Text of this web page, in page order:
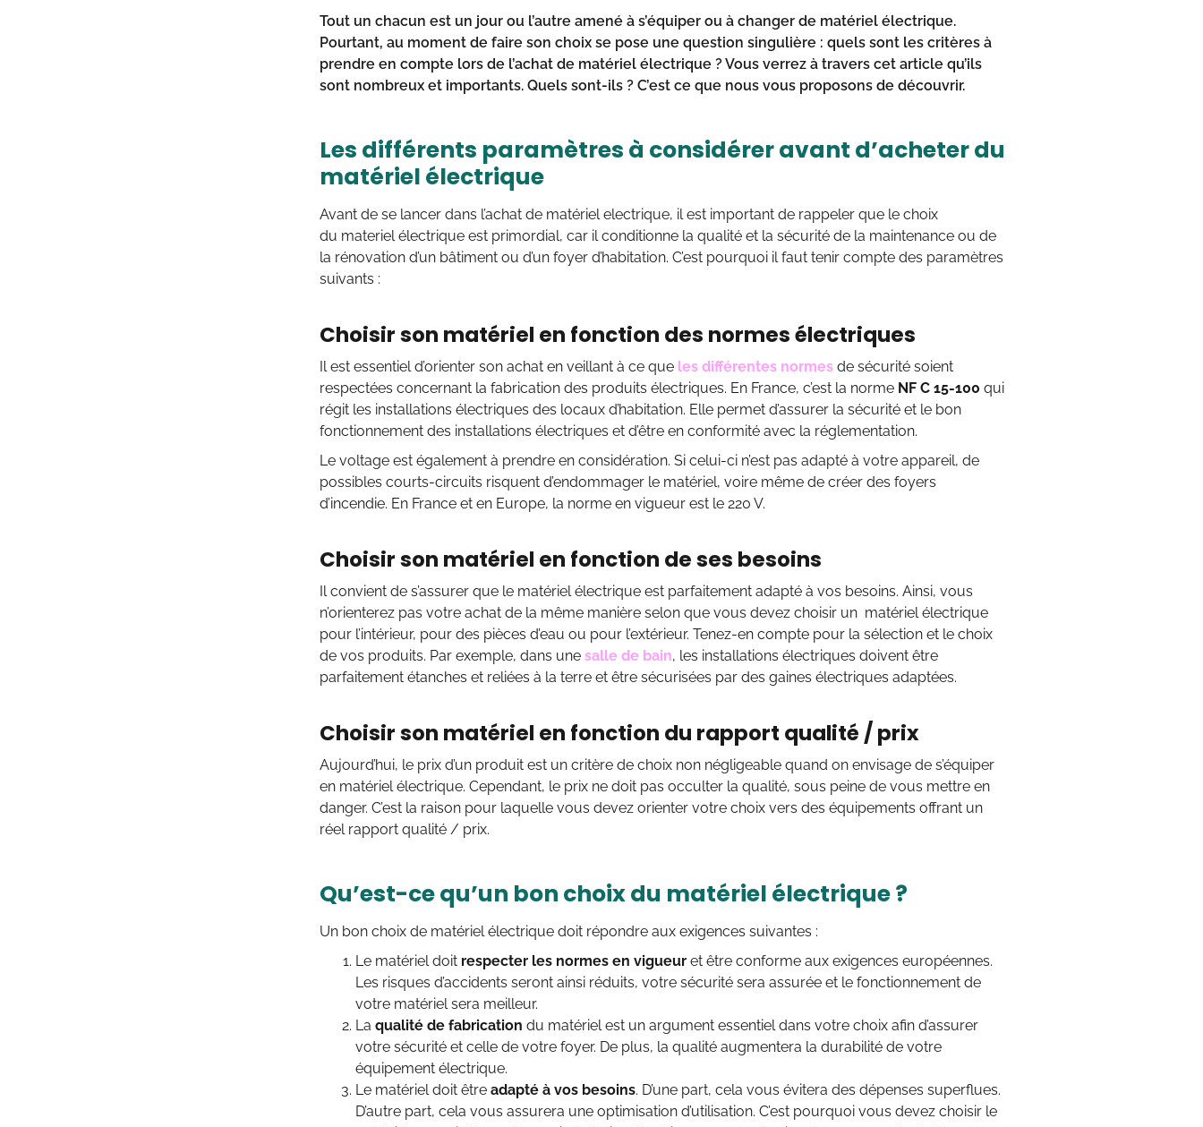
Tout un chacun est un jour ou l’autre amené à s’équiper ou à changer de matériel électrique.
Pourtant, au moment de faire son choix se pose une question singulière : quels sont les critères à
prendre en compte lors de l’achat de matériel électrique ? Vous verrez à travers cet article qu’ils
sont nombreux et importants. Quels sont-ils ? C’est ce que nous vous proposons de découvrir.
Les différents paramètres à considérer avant d’acheter du
matériel électrique
Avant de se lancer dans l’achat de matériel electrique, il est important de rappeler que le choix
du materiel électrique est primordial, car il conditionne la qualité et la sécurité de la maintenance ou de
la rénovation d’un bâtiment ou d’un foyer d’habitation. C’est pourquoi il faut tenir compte des paramètres
suivants :
Choisir son matériel en fonction des normes électriques
Il est essentiel d’orienter son achat en veillant à ce que les différentes normes de sécurité soient
respectées concernant la fabrication des produits électriques. En France, c’est la norme NF C 15-100 qui
régit les installations électriques des locaux d’habitation. Elle permet d’assurer la sécurité et le bon
fonctionnement des installations électriques et d’être en conformité avec la réglementation.
Le voltage est également à prendre en considération. Si celui-ci n’est pas adapté à votre appareil, de
possibles courts-circuits risquent d’endommager le matériel, voire même de créer des foyers
d’incendie. En France et en Europe, la norme en vigueur est le 220 V.
Choisir son matériel en fonction de ses besoins
Il convient de s’assurer que le matériel électrique est parfaitement adapté à vos besoins. Ainsi, vous
n’orienterez pas votre achat de la même manière selon que vous devez choisir un matériel électrique
pour l’intérieur, pour des pièces d’eau ou pour l’extérieur. Tenez-en compte pour la sélection et le choix
de vos produits. Par exemple, dans une salle de bain, les installations électriques doivent être
parfaitement étanches et reliées à la terre et être sécurisées par des gaines électriques adaptées.
Choisir son matériel en fonction du rapport qualité / prix
Aujourd’hui, le prix d’un produit est un critère de choix non négligeable quand on envisage de s’équiper
en matériel électrique. Cependant, le prix ne doit pas occulter la qualité, sous peine de vous mettre en
danger. C’est la raison pour laquelle vous devez orienter votre choix vers des équipements offrant un
réel rapport qualité / prix.
Qu’est-ce qu’un bon choix du matériel électrique ?
Un bon choix de matériel électrique doit répondre aux exigences suivantes :
Le matériel doit respecter les normes en vigueur et être conforme aux exigences européennes.
Les risques d’accidents seront ainsi réduits, votre sécurité sera assurée et le fonctionnement de
votre matériel sera meilleur.
La qualité de fabrication du matériel est un argument essentiel dans votre choix afin d’assurer
votre sécurité et celle de votre foyer. De plus, la qualité augmentera la durabilité de votre
équipement électrique.
Le matériel doit être adapté à vos besoins. D’une part, cela vous évitera des dépenses superflues.
D’autre part, cela vous assurera une optimisation d’utilisation. C’est pourquoi vous devez choisir le